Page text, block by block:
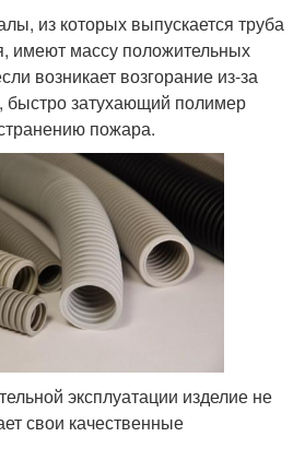
из которых выпускается труба
имеют массу положительных
возникает возгорание из-за
быстро затухающий полимер
пожара.
эксплуатации изделие не
свои качественные